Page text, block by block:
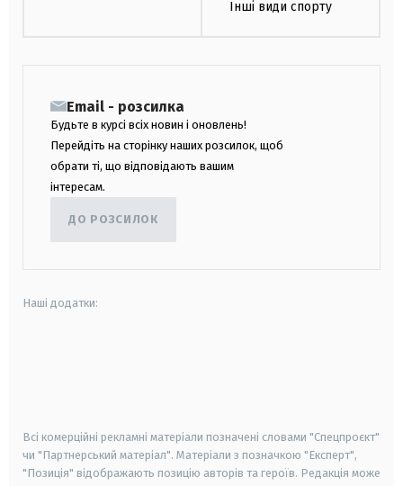
Інші види спорту
Email - розсилка
Будьте в курсі всіх новин і оновлень!
Перейдіть на сторінку наших розсилок, щоб
обрати ті, що відповідають вашим
інтересам.
ДО РОЗСИЛОК
Наші додатки:
Всі комерційні рекламні матеріали позначені словами "Спецпроєкт"
чи "Партнерський матеріал". Матеріали з позначкою "Експерт",
"Позиція" відображають позицію авторів та героїв. Редакція може